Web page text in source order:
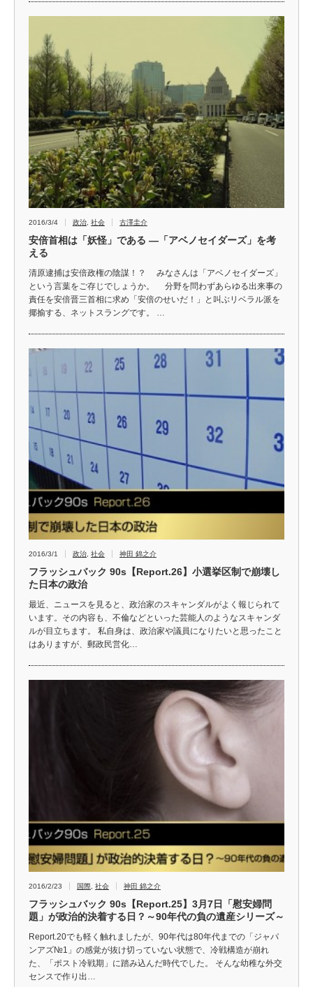
2016/3/4 政治 社会 古澤圭介
安倍首相は「妖怪」である ―「アベノセイダーズ」を考
える
清原逮捕は安倍政権の陰謀！？ みなさんは「アベノセイダーズ」
という言葉をご存じでしょうか。 分野を問わずあらゆる出来事の
責任を安倍晋三首相に求め「安倍のせいだ！」と叫ぶリベラル派を
揶揄する、ネットスラングです。 …
2016/3/1 政治 社会 神田 錦之介
フラッシュバック 90s【Report.26】小選挙区制で崩壊し
た日本の政治
最近、ニュースを見ると、政治家のスキャンダルがよく報じられて
います。その内容も、不倫などといった芸能人のようなスキャンダ
ルが目立ちます。 私自身は、政治家や議員になりたいと思ったこと
はありますが、郵政民営化…
2016/2/23 国際 社会 神田 錦之介
フラッシュバック 90s【Report.25】3月7日「慰安婦問
題」が政治的決着する日？～90年代の負の遺産シリーズ～
Report.20でも軽く触れましたが、90年代は80年代までの「ジャパ
ンアズ№1」の感覚が抜け切っていない状態で、冷戦構造が崩れ
た、「ポスト冷戦期」に踏み込んだ時代でした。 そんな幼稚な外交
センスで作り出…